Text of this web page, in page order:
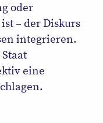
oder
– der Diskurs
integrieren.
eine